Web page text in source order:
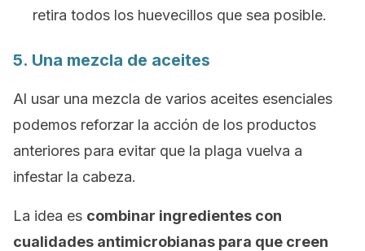
retira todos los huevecillos que sea posible.
5. Una mezcla de aceites
Al usar una mezcla de varios aceites esenciales
podemos reforzar la acción de los productos
anteriores para evitar que la plaga vuelva a
infestar la cabeza.
La idea es combinar ingredientes con
cualidades antimicrobianas para que creen